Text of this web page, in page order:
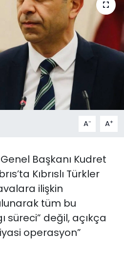
A- A+
Başkanı Kudret
Kıbrıslı Türkler
ilişkin
tüm bu
süreci” değil, açıkça
operasyon”